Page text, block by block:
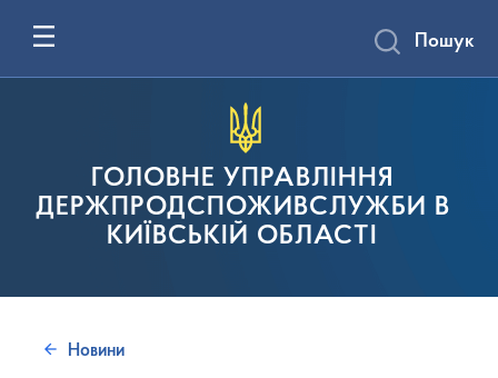
ГОЛОВНЕ УПРАВЛІННЯ
ДЕРЖПРОДСПОЖИВСЛУЖБИ В
КИЇВСЬКІЙ ОБЛАСТІ
Пошук
Новини